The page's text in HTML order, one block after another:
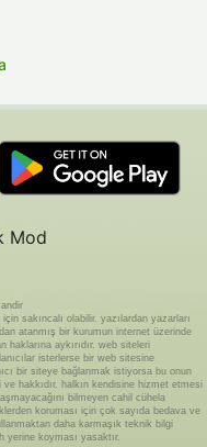
Mod
sakıncalı olabilir. yazılardan yazarları
atanmış bir kurumun internet üzerinde
haklarına aykırıdır. web siteleri
isterlerse bir web sitesine
bir siteye bağlanmak istiyorsa bu onun
hakkıdır. halkın kendisine hizmet etmesi
bilmeyen cahil cühela
koruması için çok sayıda bedava ve
daha karmaşık teknik bilgi
yerine koyması yasaktır.